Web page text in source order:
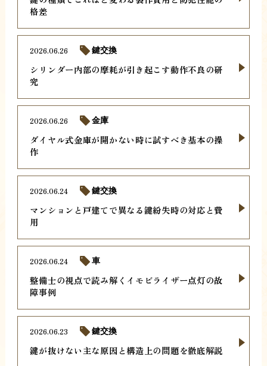
格差
シリンダー内部の摩耗が引き起こす動作不良の研
究
2026.06.26 鍵交換
ダイヤル式金庫が開かない時に試すべき基本の操
作
2026.06.26 金庫
マンションと戸建てで異なる鍵紛失時の対応と費
用
2026.06.24 鍵交換
整備士の視点で読み解くイモビライザー点灯の故
障事例
2026.06.24 車
鍵が抜けない主な原因と構造上の問題を徹底解説
2026.06.23 鍵交換